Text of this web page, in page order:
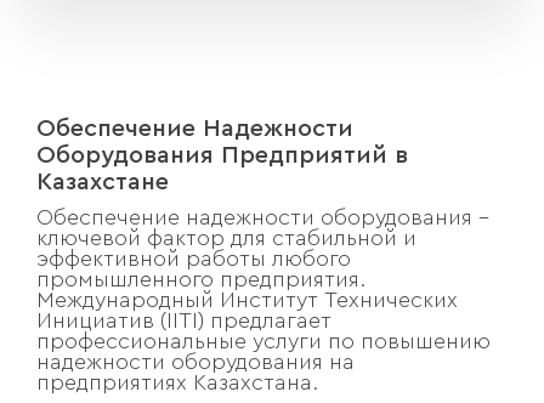
Обеспечение Надежности
Оборудования Предприятий в
Казахстане
Обеспечение надежности оборудования –
ключевой фактор для стабильной и
эффективной работы любого
промышленного предприятия.
Международный Институт Технических
Инициатив (IITI) предлагает
профессиональные услуги по повышению
надежности оборудования на
предприятиях Казахстана.